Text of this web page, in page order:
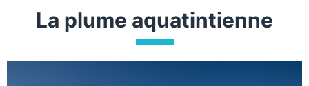
La plume aquatintienne